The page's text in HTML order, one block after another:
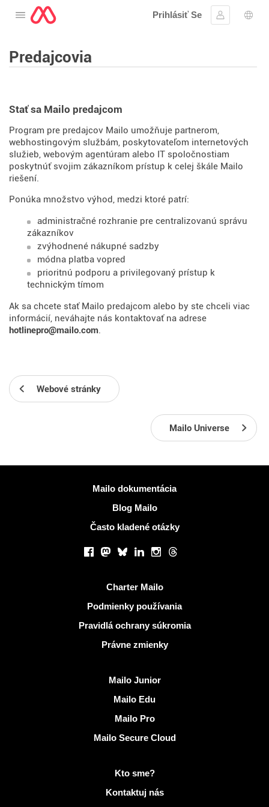
Otvorte menu
Prihlásiť Se
Prihlásiť sa
Predajcovia
Stať sa Mailo predajcom
Program pre predajcov Mailo umožňuje partnerom,
webhostingovým službám, poskytovateľom internetových
služieb, webovým agentúram alebo IT spoločnostiam
poskytnúť svojim zákazníkom prístup k celej škále Mailo
riešení.
Ponúka množstvo výhod, medzi ktoré patrí:
administračné rozhranie pre centralizovanú správu
zákazníkov
zvýhodnené nákupné sadzby
módna platba vopred
prioritnú podporu a privilegovaný prístup k
technickým tímom
Ak sa chcete stať Mailo predajcom alebo by ste chceli viac
informácií, neváhajte nás kontaktovať na adrese
hotlinepro@mailo.com.
Webové stránky
Mailo Universe
Mailo dokumentácia
Blog Mailo
Často kladené otázky
Facebook
Mastodon
BlueskyLinkedInInstagram
Threads
Charter Mailo
Podmienky používania
Pravidlá ochrany súkromia
Právne zmienky
Mailo Junior
Mailo Edu
Mailo Pro
Mailo Secure Cloud
Kto sme?
Kontaktuj nás